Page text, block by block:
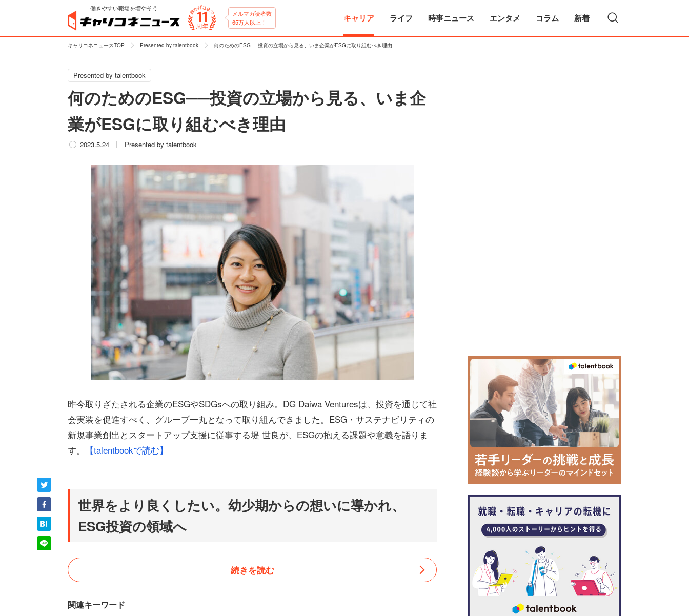
働きやすい職場を増やそう
メルマガ読者数
65万人以上！
キャリア ライフ 時事ニュース エンタメ コラム 新着
キャリコネニュースTOP Presented by talentbook 何のためのESG──投資の立場から見る、いま企業がESGに取り組むべき理由
Presented by talentbook
何のためのESG──投資の立場から見る、いま企
業がESGに取り組むべき理由
2023.5.24 Presented by talentbook
昨今取りざたされる企業のESGやSDGsへの取り組み。DG Daiwa Venturesは、投資を通じて社
会実装を促進すべく、グループ一丸となって取り組んできました。ESG・サステナビリティの
新規事業創出とスタートアップ支援に従事する堤 世良が、ESGの抱える課題や意義を語りま
す。
【talentbookで読む】
世界をより良くしたい。幼少期からの想いに導かれ、
ESG投資の領域へ
──堤さんのこれまでのキャリアについて教えてください。
堤 「大学卒業後、三井物産に就職してアメリカ、次に東南アジアの不動産開発を
続きを読む
関連キーワード